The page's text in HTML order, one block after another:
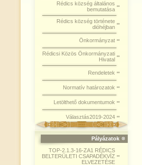
Rédics község általános
bemutatása
Rédics község története
dióhéjban
Önkormányzat
Rédicsi Közös Önkormányzati
Hivatal
Rendeletek
Normatív határozatok
Letölthető dokumentumok
Választás2019-2024
Pályázatok
TOP-2.1.3-16-ZA1 RÉDICS
BELTERÜLETI CSAPADÉKVÍZ
ELVEZETÉSE